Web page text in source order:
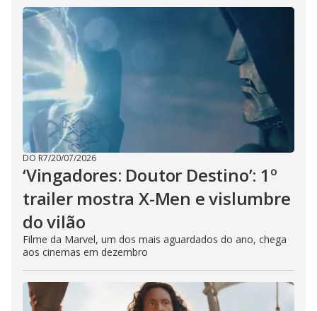
DO R7/20/07/2026
‘Vingadores: Doutor Destino’: 1º
trailer mostra X-Men e vislumbre
do vilão
Filme da Marvel, um dos mais aguardados do ano, chega
aos cinemas em dezembro